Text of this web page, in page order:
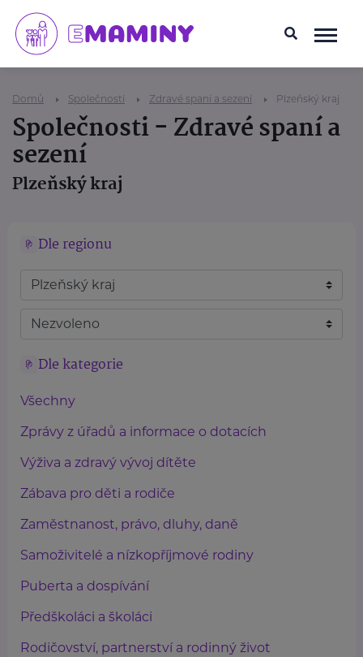
Domů Společnosti Zdravé spaní a sezení Plzeňský kraj
Společnosti - Zdravé spaní a
sezení
Plzeňský kraj
Dle regionu
Dle kategorie
Všechny
Zprávy z úřadů a informace o dotacích
Výživa a zdravý vývoj dítěte
Zábava pro děti a rodiče
Zaměstnanost, právo, dluhy, daně
Samoživitelé a nízkopříjmové rodiny
Puberta a dospívání
Předškoláci a školáci
Rodičovství, partnerství a rodinný život